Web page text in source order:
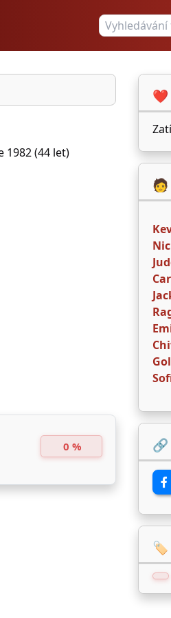
1982 (44 let)
0 %
❤️
🧑
🔗
🏷️